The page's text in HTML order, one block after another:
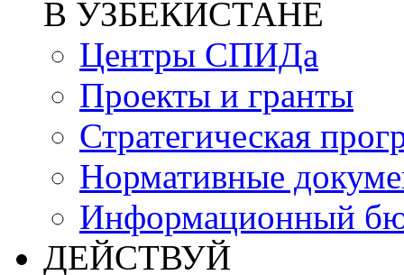
В УЗБЕКИСТАНЕ
Центры СПИДа
Проекты и гранты
Стратегическая
Нормативные
Информационный
ДЕЙСТВУЙ